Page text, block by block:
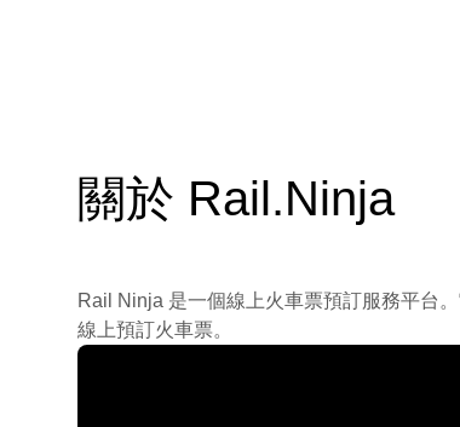
關於 Rail.Ninja
Rail Ninja 是一個線上火車票預訂服務平台
線上預訂火車票。